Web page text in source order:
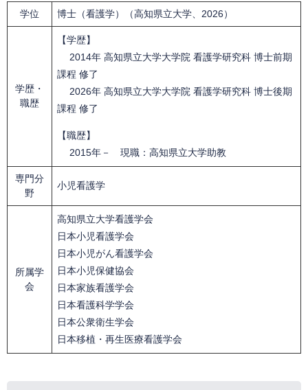
学位 博士（看護学）（高知県立大学、2026）
学歴・
職歴
【学歴】
2014年 高知県立大学大学院 看護学研究科 博士前期
課程 修了
2026年 高知県立大学大学院 看護学研究科 博士後期
課程 修了​
【職歴】
2015年－ 現職：高知県立大学助教
専門分
野
小児看護学
所属学
会
高知県立大学看護学会
日本小児看護学会
日本小児がん看護学会
​日本小児保健協会
日本家族看護学会
日本看護科学学会
日本公衆衛生学会
日本移植・再生医療看護学会